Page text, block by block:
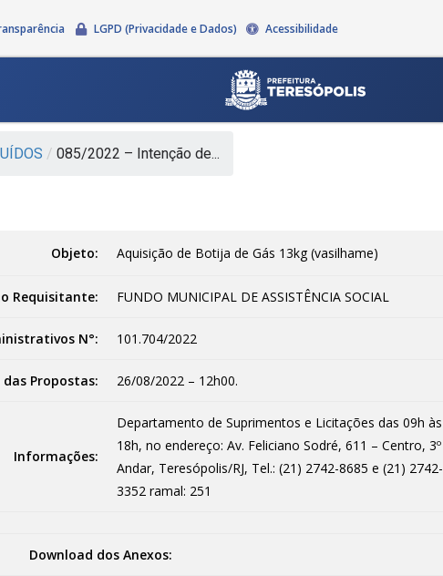
LGPD (Privacidade e Dados) Acessibilidade
/ 085/2022 – Intenção de...
Objeto: Aquisição de Botija de Gás 13kg (vasilhame)
Requisitante: FUNDO MUNICIPAL DE ASSISTÊNCIA SOCIAL
N°: 101.704/2022
Propostas: 26/08/2022 – 12h00.
Informações:
Departamento de Suprimentos e Licitações das 09h às
18h, no endereço: Av. Feliciano Sodré, 611 – Centro, 3º
Andar, Teresópolis/RJ, Tel.: (21) 2742-8685 e (21) 2742-
3352 ramal: 251
Download dos Anexos: